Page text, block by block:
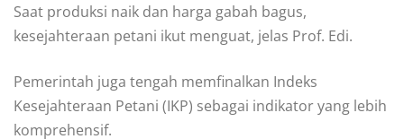
Saat produksi naik dan harga gabah bagus,
kesejahteraan petani ikut menguat, jelas Prof. Edi.
Pemerintah juga tengah memfinalkan Indeks
Kesejahteraan Petani (IKP) sebagai indikator yang lebih
komprehensif.